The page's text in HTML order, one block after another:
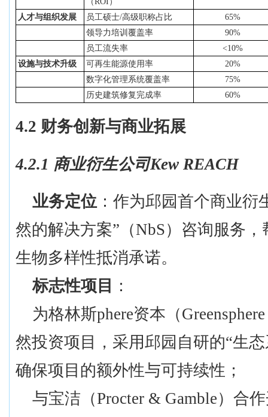
人才与组织发展 员工硕士/高级职称占比
65%
领导力培训覆盖率
90%
员工流失率
<10%
设施与技术升级
可再生能源使用率
20%
数字化管理系统覆盖率
75%
历史建筑修复完成率
60%
4.2 财务创新与商业拓展
4.2.1 商业衍生公司Kew REACH
业务定位：作为邱园首个商业衍
然的解决方案”（NbS）咨询服务
生物多样性抵消承诺。
标志性项目
：
为格林斯phere资本（
然投资项目，采用邱园自研的“生
确保项目的额外性与可持续性；
与宝洁（Procter & Gamble）合